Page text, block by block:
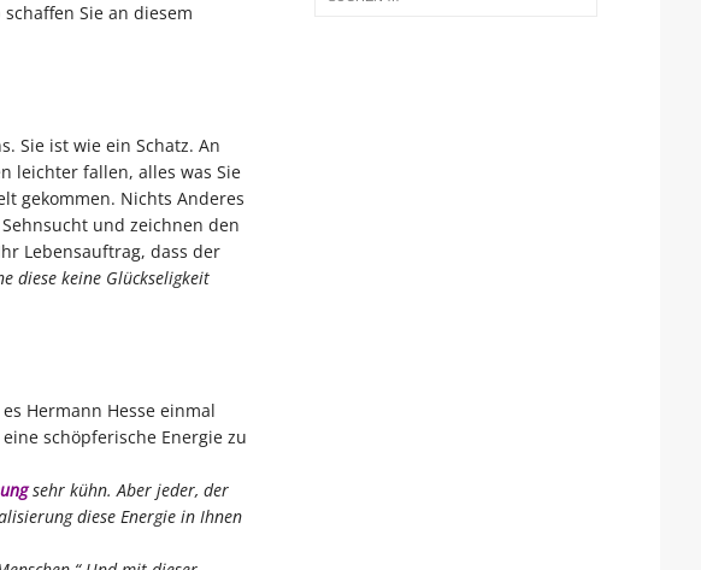
Sie an diesem
Sie ist wie ein Schatz. An
leichter fallen, alles was Sie
gekommen. Nichts Anderes
und zeichnen den
Lebensauftrag, dass der
diese keine Glückseligkeit
Hermann Hesse einmal
schöpferische Energie zu
sehr kühn. Aber jeder, der
diese Energie in Ihnen